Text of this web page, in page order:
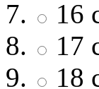
16
17
18